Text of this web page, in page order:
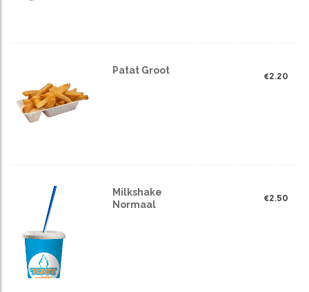
Patat Groot
€2.20
Milkshake
Normaal
€2.50